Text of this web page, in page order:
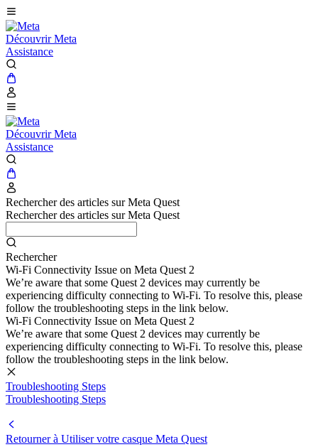
Découvrir Meta
Assistance
Découvrir Meta
Assistance
Rechercher des articles sur Meta Quest
Rechercher des articles sur Meta Quest
Rechercher
Wi-Fi Connectivity Issue on Meta Quest 2
We’re aware that some Quest 2 devices may currently be
experiencing difficulty connecting to Wi-Fi. To resolve this, please
follow the troubleshooting steps in the link below.
Wi-Fi Connectivity Issue on Meta Quest 2
We’re aware that some Quest 2 devices may currently be
experiencing difficulty connecting to Wi-Fi. To resolve this, please
follow the troubleshooting steps in the link below.
Troubleshooting Steps
Troubleshooting Steps
Retourner à Utiliser votre casque Meta Quest